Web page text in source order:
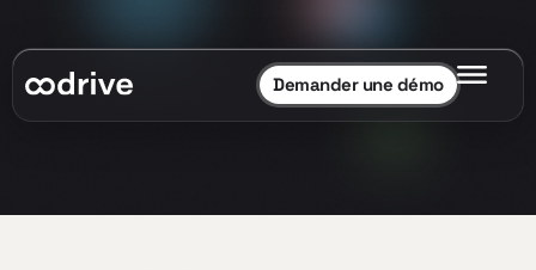
Demander une démo